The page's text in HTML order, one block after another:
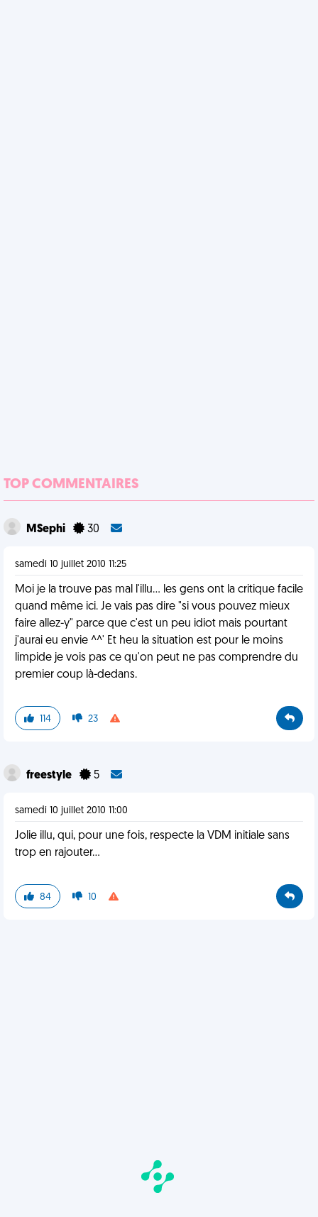
TOP COMMENTAIRES
MSephi 30
samedi 10 juillet 2010 11:25
Moi je la trouve pas mal l'illu... les gens ont la critique facile
quand même ici. Je vais pas dire "si vous pouvez mieux
faire allez-y" parce que c'est un peu idiot mais pourtant
j'aurai eu envie ^^' Et heu la situation est pour le moins
limpide je vois pas ce qu'on peut ne pas comprendre du
premier coup là-dedans.
114 23
freestyle 5
samedi 10 juillet 2010 11:00
Jolie illu, qui, pour une fois, respecte la VDM initiale sans
trop en rajouter...
84 10